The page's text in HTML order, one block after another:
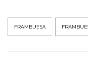
FRAMBUESA